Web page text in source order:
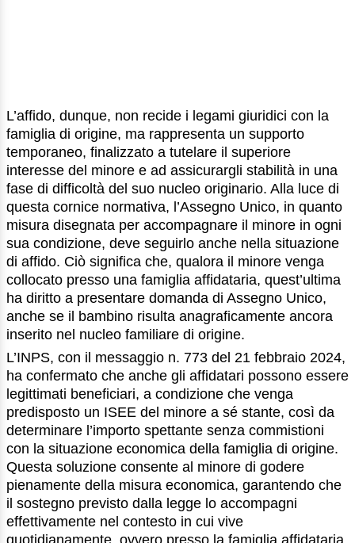
L’affido, dunque, non recide i legami giuridici con la
famiglia di origine, ma rappresenta un supporto
temporaneo, finalizzato a tutelare il superiore
interesse del minore e ad assicurargli stabilità in una
fase di difficoltà del suo nucleo originario. Alla luce di
questa cornice normativa, l’Assegno Unico, in quanto
misura disegnata per accompagnare il minore in ogni
sua condizione, deve seguirlo anche nella situazione
di affido. Ciò significa che, qualora il minore venga
collocato presso una famiglia affidataria, quest’ultima
ha diritto a presentare domanda di Assegno Unico,
anche se il bambino risulta anagraficamente ancora
inserito nel nucleo familiare di origine.
L’INPS, con il messaggio n. 773 del 21 febbraio 2024,
ha confermato che anche gli affidatari possono essere
legittimati beneficiari, a condizione che venga
predisposto un ISEE del minore a sé stante, così da
determinare l’importo spettante senza commistioni
con la situazione economica della famiglia di origine.
Questa soluzione consente al minore di godere
pienamente della misura economica, garantendo che
il sostegno previsto dalla legge lo accompagni
effettivamente nel contesto in cui vive